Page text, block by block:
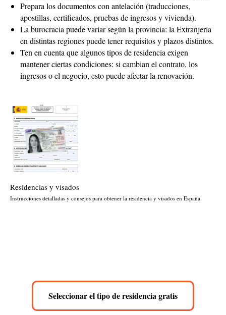
Prepara los documentos con antelación (traducciones,
apostillas, certificados, pruebas de ingresos y vivienda).
La burocracia puede variar según la provincia: la Extranjería
en distintas regiones puede tener requisitos y plazos distintos.
Ten en cuenta que algunos tipos de residencia exigen
mantener ciertas condiciones: si cambian el contrato, los
ingresos o el negocio, esto puede afectar la renovación.
Residencias y visados
Instrucciones detalladas y consejos para obtener la residencia y visados en España.
Seleccionar el tipo de residencia gratis